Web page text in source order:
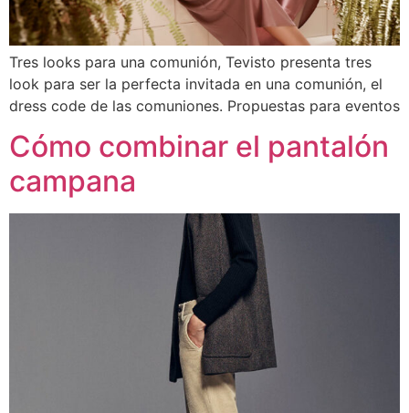
Tres looks para una comunión, Tevisto presenta tres
look para ser la perfecta invitada en una comunión, el
dress code de las comuniones. Propuestas para eventos
Cómo combinar el pantalón
campana